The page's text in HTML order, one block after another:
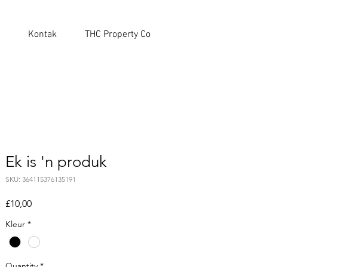
Kontak THC Property Co
Ek is 'n produk
SKU: 364115376135191
£10,00Price
Kleur *